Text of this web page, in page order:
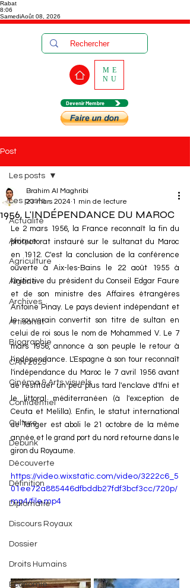
Rabat
8:06
SamediAoût 08, 2026
Devenir Membre
ME
NU
Post
Les posts
Actualité
Afrique
Agriculture
Algérie
Archives
Artisanat
Biographie
CAN 2025
Cinéma & Arts visuels
Confidentiel
Culture
Debunk
Découverte
Définition
Diplomatie
Discours Royaux
Dossier
Droits Humains
Économie
Les posts
1956, L'INDÉPENDANCE DU MAROC
Brahim Al Maghribi
23 mars 2024 1 min de lecture
Le 2 mars 1956, la France reconnaît la fin du
protectorat instauré sur le sultanat du Maroc
en 1912. C'est la conclusion de la conférence
ouverte à Aix-les-Bains le 22 août 1955 à
l'initiative du président du Conseil Edgar Faure
et de son ministre des Affaires étrangères
Antoine Pinay. Le pays devient indépendant et
le souverain convertit son titre de sultan en
celui de roi sous le nom de Mohammed V. Le 7
mars 1956, annonce à son peuple le retour à
l'indépendance. L'Espagne à son tour reconnaît
l'indépendance du Maroc le 7 avril 1956 avant
de restituer un peu plus tard l'enclave d'Ifni et
le littoral méditerranéen (à l'exception de
Ceuta et Melilla). Enfin, le statut international
de Tanger est aboli le 21 octobre de la même
année et le grand port du nord retourne dans le
giron du Royaume.
https://video.wixstatic.com/video/3222c6_5
01ee72a885446dfbddb27fdf3bcf3cc/720p/
mp4/file.mp4